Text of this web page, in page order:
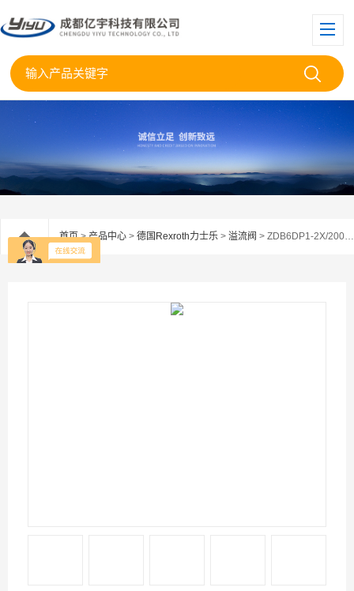
首页>产品中心 > 德国Rexroth力士乐 > 溢流阀 > ZDB6DP1-2X/200力士乐Rexroth叠加式溢流阀ZDB6DP1-2X